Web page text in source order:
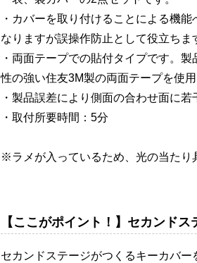
・カバーを取り付けることによる機
なりますが誤操作防止として役立ちま
・両面テープでの貼付タイプです。
性の強い住友3M製の両面テープを使用
・製品誤差により側面の合わせ面に
・取付所要時間：5分
※ラメが入っているため、光の当たり
【ここがポイント！】セカンド
セカンドステージがつくるキーカバ